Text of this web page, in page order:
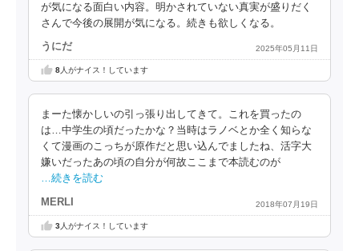
が気になる面白い内容。明かされていない真実が盛りだく
さんで今後の展開が気になる。続きも欲しくなる。
うにだ 2025年05月11日
8人がナイス！しています
まーた懐かしいの引っ張り出してきて。これを買ったの
は…中学生の頃だったかな？当時はラノベとか全く知らな
くて漫画のこっちが原作だと思い込んでましたね、活字大
嫌いだったあの頃の自分が何故ここまで本読むのが
…続きを読む
MERLI 2018年07月19日
3人がナイス！しています